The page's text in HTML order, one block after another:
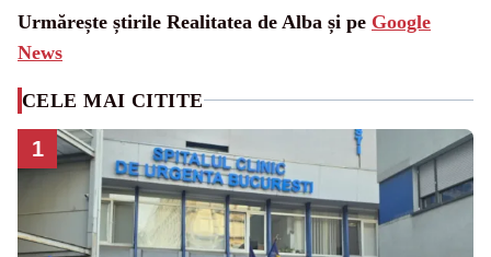
Urmărește știrile Realitatea de Alba și pe Google
News
CELE MAI CITITE
1